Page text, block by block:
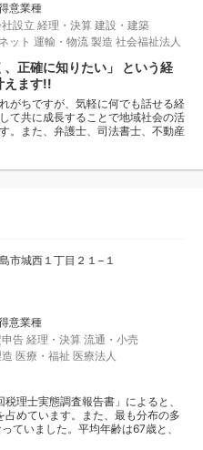
意業種
設立 経理・決算 建設・建築
ット 運輸・物流 製造 社会福祉法人
、正確に知りたい」 という経
えます!!
がちですが、気軽に何でも話せる経
て共に成長することで地域社会の活
。また、弁護士、司法書士、不動産
市城西１丁目２１−１
意業種
告 経理・決算 流通・小売
医療・福祉 医療法人
理士実態調査報告書」によると、
めています。また、最も分布の多
ていました。平均年齢は67歳と、